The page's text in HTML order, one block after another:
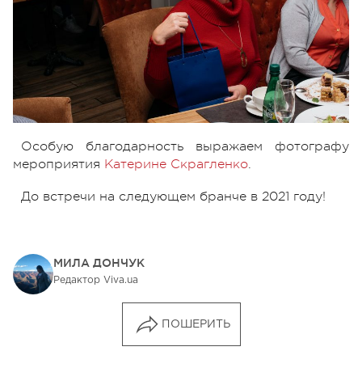
Особую благодарность выражаем фотографу
мероприятия Катерине Скрагленко.
До встречи на следующем бранче в 2021 году!
МИЛА ДОНЧУК
Редактор Viva.ua
ПОШЕРИТЬ